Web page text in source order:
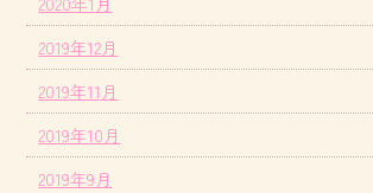
2019年12月
2019年11月
2019年10月
2019年9月